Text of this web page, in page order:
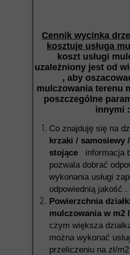
Cennik wycinka
kosztuje usługa
koszt usługi
uzależniony jest od
, aby
mulczowania terenu
poszczególne
innymi :
Co znajduję się na
krzaki / samosiewy
stojące informacja
pozwala dobrać
wykonania usługi
odpowiednią jakość .
Powierzchnia
mulczowania w m2
czym większa
można wykonać
przeliczeniu na zł/